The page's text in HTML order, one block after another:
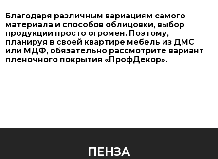
Благодаря различным вариациям самого
материала и способов облицовки, выбор
продукции просто огромен. Поэтому,
планируя в своей квартире мебель из ДМС
или МДФ, обязательно рассмотрите вариант
пленочного покрытия «ПрофДекор».
ПЕНЗА